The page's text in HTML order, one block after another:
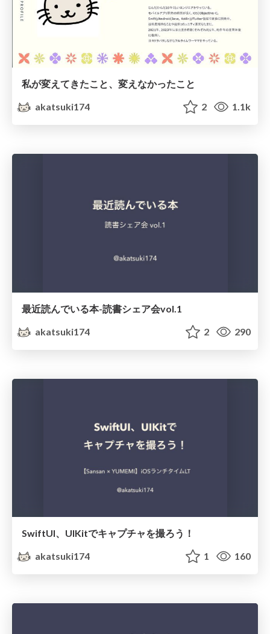
私が変えてきたこと、変えなかったこと
akatsuki174
2 1.1k
最近読んでいる本-読書シェア会vol.1
akatsuki174
2 290
SwiftUI、UIKitでキャプチャを撮ろう！
akatsuki174
1 160